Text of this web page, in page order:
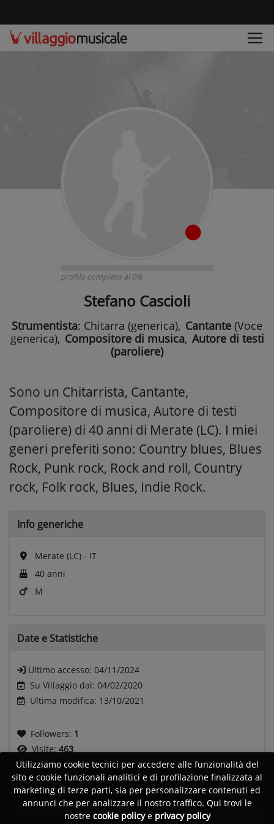
profilo completo al 0%
Stefano Cascioli
Strumentista: Chitarra (generica), Cantante (Voce
generica), Compositore di musica, Autore di testi
(paroliere)
Sono un Chitarrista, Cantante,
Compositore di musica, Autore di testi
(paroliere) di 40 anni di Merate (LC). I miei
generi preferiti sono: Country blues, Blues
Rock, Punk rock, Rock and roll, Country
rock, Folk rock, Blues, Indie Rock.
Info generiche
Merate (LC) - IT
40 anni
M
Date e Statistiche
Ultimo accesso: 04/11/2024
Su Villaggio dal: 04/02/2020
Ultima modifica: 13/10/2021
Followers: 1
Visite: 463
Generi
Utilizziamo cookie tecnici per accedere alle funzionalità del
sito e cookie funzionali analitici e di profilazione finalizzata al
marketing di terze parti, sia per personalizzare contenuti ed
annunci che per analizzare il nostro traffico. Qui trovi le
nostre cookie policye privacy policy